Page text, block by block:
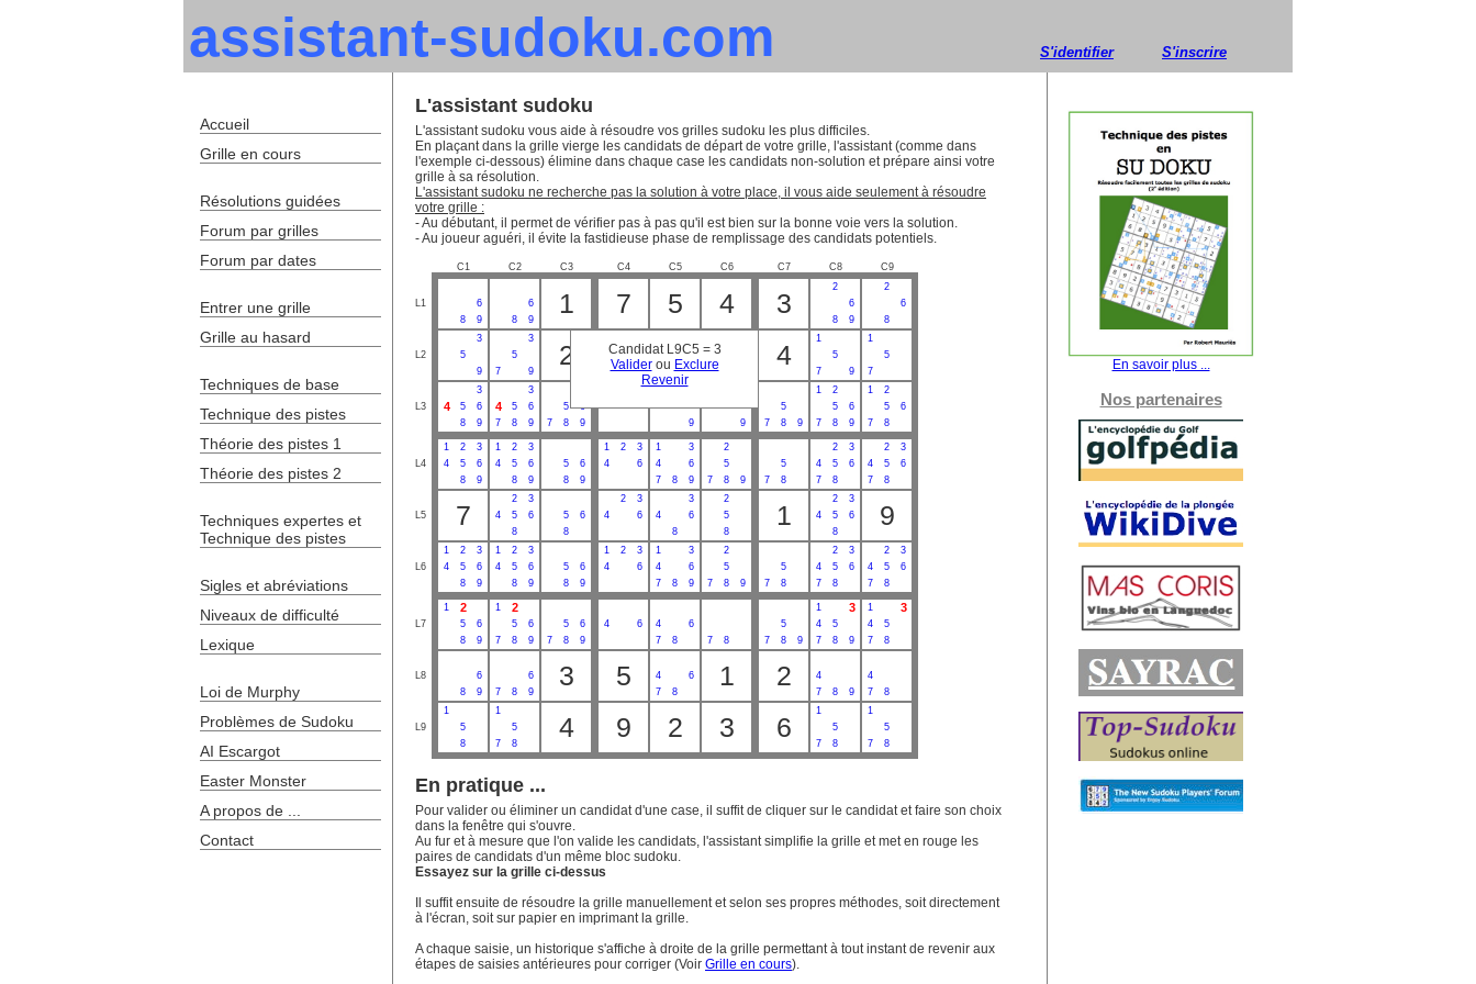
S'identifier S'inscrire
assistant-sudoku.com
Candidat L9C5 = 3
Validerou Exclure
Revenir
L'assistant sudoku
L'assistant sudoku vous aide à résoudre vos grilles sudoku les plus difficiles.
En plaçant dans la grille vierge les candidats de départ de votre grille, l'assistant (comme dans
l'exemple ci-dessous) élimine dans chaque case les candidats non-solution et prépare ainsi votre
grille à sa résolution.
L'assistant sudoku ne recherche pas la solution à votre place, il vous aide seulement à résoudre
votre grille :
- Au débutant, il permet de vérifier pas à pas qu'il est bien sur la bonne voie vers la solution.
- Au joueur aguéri, il évite la fastidieuse phase de remplissage des candidats potentiels.
C1 C2 C3 C4 C5 C6 C7 C8 C9
L1
6
8
9
6
8
9
1 7 5 4 3
2
6
8
9
2
6
8
L2
3
5
9
3
5
7
9
2 8
9
6 4
1
5
7
9
1
5
7
L3
3
4 5
6
8
9
3
4 5
6
7
8 9
5
6
7
8 9
3 1
9 9
5
7
8 9
1
2
5
6
7
8 9
1
2
5
6
7
8
L4
1 2
3
4
5
6
8
9
1 2
3
4
5
6
8
9
5
6
8
9
1 2
3
4
6
1
3
4
6
7
8 9
2
5
7
8 9
5
7
8
2
3
4
5
6
7
8
2
3
4
5
6
7
8
L5 7
2
3
4
5
6
8
5
6
8
2
3
4
6
3
4
6
8
2
5
8
1
2
3
4
5
6
8
9
L6
1 2
3
4
5
6
8
9
1 2
3
4
5
6
8
9
5
6
8
9
1 2
3
4
6
1
3
4
6
7
8 9
2
5
7
8 9
5
7
8
2
3
4
5
6
7
8
2
3
4
5
6
7
8
L7
1 2
5
6
8
9
1 2
5
6
7
8 9
5
6
7
8 9
4 6 4
6
7
8 7 8
5
7
8 9
1 3
4
5
7
8 9
1 3
4
5
7
8
L8
6
8
9
6
7
8 9
3 5 4
6
7
8
1 2
4
7
8 9
4
7
8
L9
1
5
8
1
5
7
8
4 9 2 3 6
1
5
7
8
1
5
7
8
En pratique ...
Pour valider ou éliminer un candidat d'une case, il suffit de cliquer sur le candidat et faire son choix
dans la fenêtre qui s'ouvre.
Au fur et à mesure que l'on valide les candidats, l'assistant simplifie la grille et met en rouge les
paires de candidats d'un même bloc sudoku.
Essayez sur la grille ci-dessus
Il suffit ensuite de résoudre la grille manuellement et selon ses propres méthodes, soit directement
à l'écran, soit sur papier en imprimant la grille.
A chaque saisie, un historique s'affiche à droite de la grille permettant à tout instant de revenir aux
étapes de saisies antérieures pour corriger (Voir Grille en cours).
Accueil
Grille en cours
Résolutions guidées
Forum par grilles
Forum par dates
Entrer une grille
Grille au hasard
Techniques de base
Technique des pistes
Théorie des pistes 1
Théorie des pistes 2
Techniques expertes et
Technique des pistes
Sigles et abréviations
Niveaux de difficulté
Lexique
Loi de Murphy
Problèmes de Sudoku
AI Escargot
Easter Monster
A propos de ...
Contact
En savoir plus ...
Nos partenaires